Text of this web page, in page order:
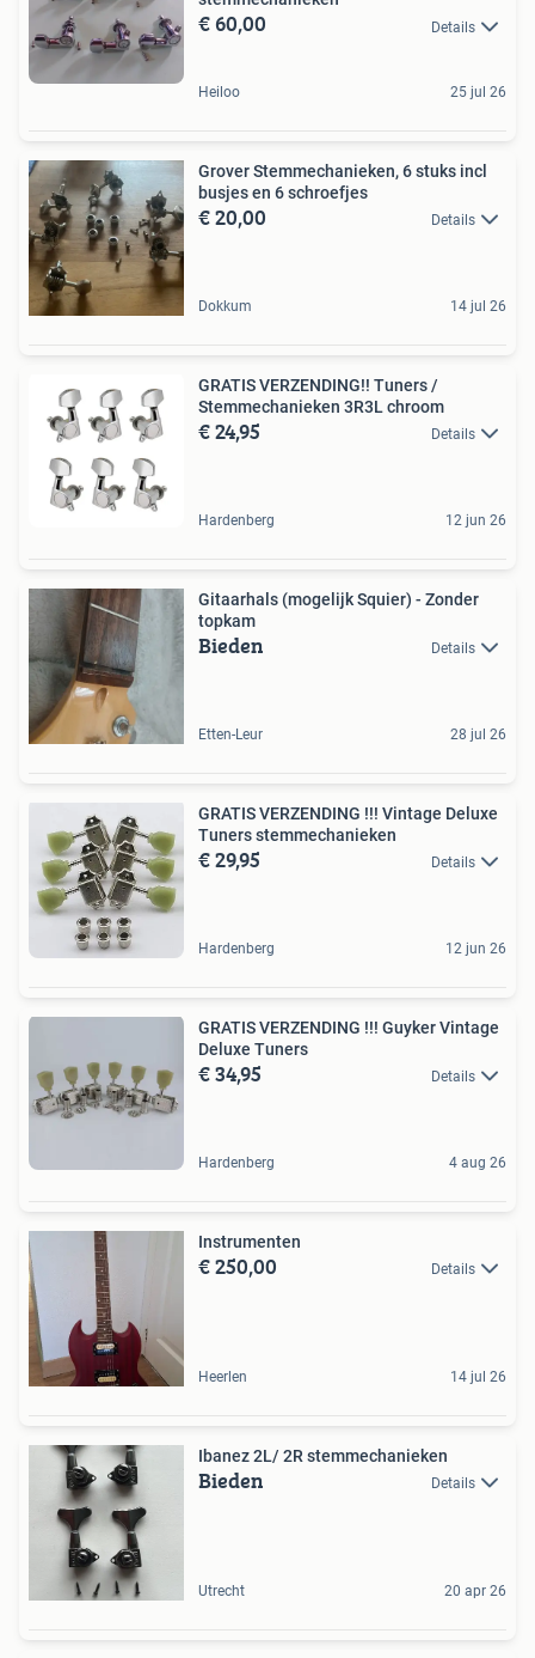
€ 60,00 Details
Heiloo 25 jul 26
Grover Stemmechanieken, 6 stuks incl
busjes en 6 schroefjes
€ 20,00 Details
Dokkum 14 jul 26
GRATIS VERZENDING!! Tuners /
Stemmechanieken 3R3L chroom
€ 24,95 Details
Hardenberg 12 jun 26
Gitaarhals (mogelijk Squier) - Zonder
topkam
Bieden Details
Etten-Leur 28 jul 26
GRATIS VERZENDING !!! Vintage Deluxe
Tuners stemmechanieken
€ 29,95 Details
Hardenberg 12 jun 26
GRATIS VERZENDING !!! Guyker Vintage
Deluxe Tuners
€ 34,95 Details
Hardenberg 4 aug 26
Instrumenten
€ 250,00 Details
Heerlen 14 jul 26
Ibanez 2L/ 2R stemmechanieken
Bieden Details
Utrecht 20 apr 26